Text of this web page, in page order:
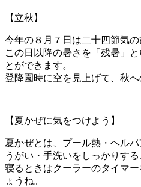
【立秋】
今年の８月７日は二十四節気の
この日以降の暑さを「残暑」
とができます。
登降園時に空を見上げて、秋
【夏かぜに気をつけよう】
夏かぜとは、プール熱・ヘル
うがい・手洗いをしっかりす
寝るときはクーラーのタイマ
ょうね。